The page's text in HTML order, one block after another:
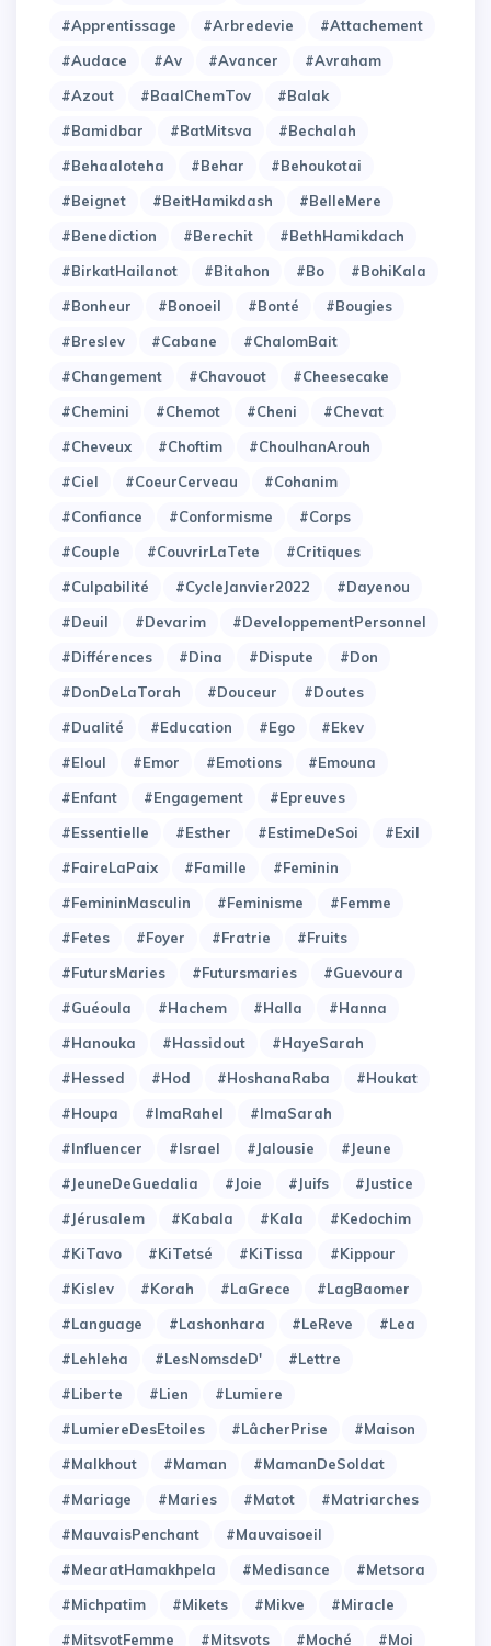
#Apprentissage
#Arbredevie
#Attachement
#Audace
#Av #Avancer
#Avraham
#Azout
#BaalChemTov
#Balak
#Bamidbar
#BatMitsva
#Bechalah
#Behaaloteha
#Behar
#Behoukotai
#Beignet
#BeitHamikdash
#BelleMere
#Benediction
#Berechit
#BethHamikdach
#BirkatHailanot
#Bitahon #Bo
#BohiKala
#Bonheur
#Bonoeil #Bonté
#Bougies
#Breslev
#Cabane
#ChalomBait
#Changement
#Chavouot
#Cheesecake
#Chemini
#Chemot #Cheni
#Chevat
#Cheveux
#Choftim
#ChoulhanArouh
#Ciel
#CoeurCerveau
#Cohanim
#Confiance
#Conformisme
#Corps
#Couple
#CouvrirLaTete
#Critiques
#Culpabilité
#CycleJanvier2022
#Dayenou
#Deuil
#Devarim
#DeveloppementPersonnel
#Différences
#Dina #Dispute
#Don
#DonDeLaTorah
#Douceur
#Doutes
#Dualité
#Education #Ego
#Ekev
#Eloul
#Emor #Emotions
#Emouna
#Enfant
#Engagement
#Epreuves
#Essentielle
#Esther #EstimeDeSoi
#Exil
#FaireLaPaix
#Famille
#Feminin
#FemininMasculin
#Feminisme
#Femme
#Fetes
#Foyer #Fratrie
#Fruits
#FutursMaries
#Futursmaries
#Guevoura
#Guéoula
#Hachem #Halla
#Hanna
#Hanouka
#Hassidout
#HayeSarah
#Hessed
#Hod #HoshanaRaba
#Houkat
#Houpa
#ImaRahel
#ImaSarah
#Influencer
#Israel #Jalousie
#Jeune
#JeuneDeGuedalia
#Joie #Juifs
#Justice
#Jérusalem
#Kabala #Kala
#Kedochim
#KiTavo
#KiTetsé #KiTissa
#Kippour
#Kislev
#Korah #LaGrece
#LagBaomer
#Language
#Lashonhara #LeReve
#Lea
#Lehleha
#LesNomsdeD'
#Lettre
#Liberte
#Lien
#Lumiere
#LumiereDesEtoiles
#LâcherPrise
#Maison
#Malkhout
#Maman
#MamanDeSoldat
#Mariage
#Maries #Matot
#Matriarches
#MauvaisPenchant
#Mauvaisoeil
#MearatHamakhpela
#Medisance
#Metsora
#Michpatim
#Mikets #Mikve
#Miracle
#MitsvotFemme
#Mitsvots #Moché #Moi